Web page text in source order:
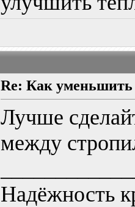
Re: Как
Лучше
между
Надёжность